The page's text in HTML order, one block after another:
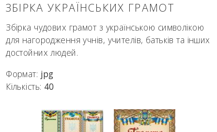
ЗБІРКА УКРАЇНСЬКИХ ГРАМОТ
Збірка чудових грамот з українською символікою
для нагородження учнів, учителів, батьків та інших
достойних людей.
Формат: jpg
Кількість: 40